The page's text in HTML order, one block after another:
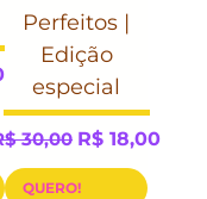
Perfeitos |
Edição
especial
normal
30,00 Preço
R$ 18,00
QUERO!